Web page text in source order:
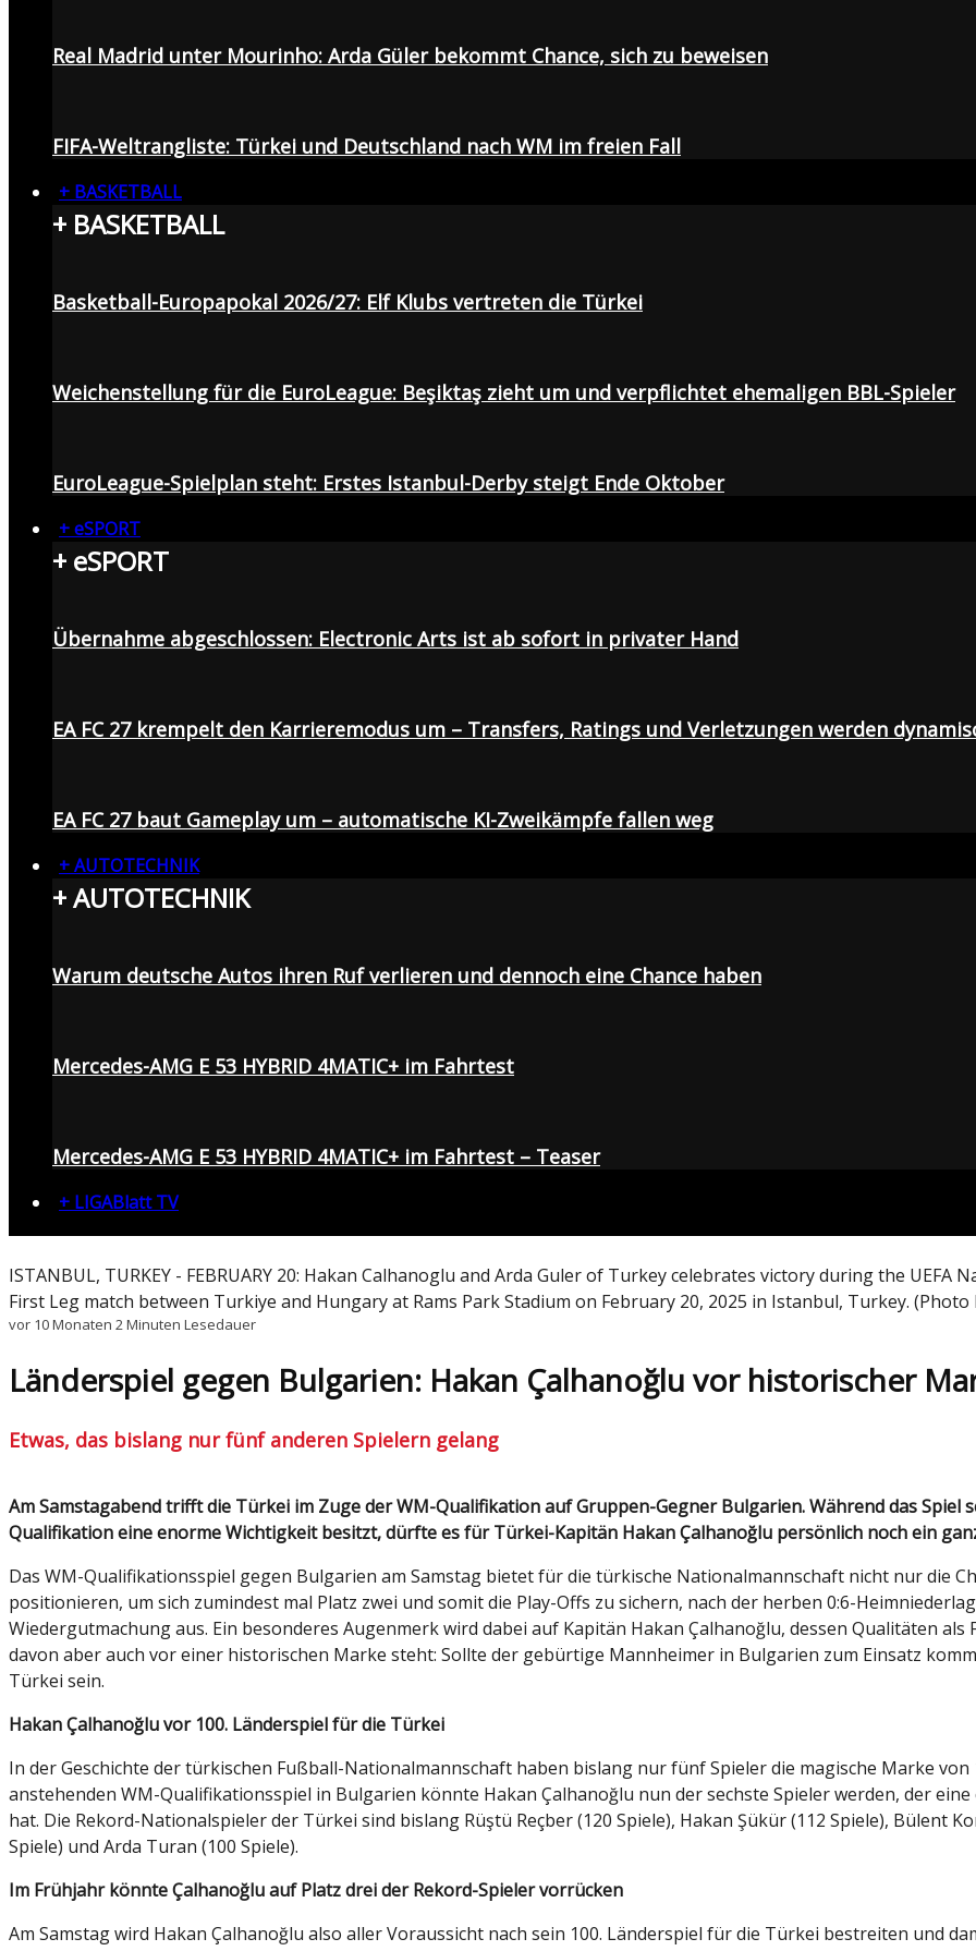
Real Madrid unter Mourinho: Arda Güler bekommt Chance, sich zu beweisen
FIFA-Weltrangliste: Türkei und Deutschland nach WM im freien Fall
+ BASKETBALL
+ BASKETBALL
Basketball-Europapokal 2026/27: Elf Klubs vertreten die Türkei
Weichenstellung für die EuroLeague: Beşiktaş zieht um und verpflichtet ehemaligen BBL-Spieler
EuroLeague-Spielplan steht: Erstes Istanbul-Derby steigt Ende Oktober
+ eSPORT
+ eSPORT
Übernahme abgeschlossen: Electronic Arts ist ab sofort in privater Hand
EA FC 27 krempelt den Karrieremodus um – Transfers, Ratings und Verletzungen werden
EA FC 27 baut Gameplay um – automatische KI-Zweikämpfe fallen weg
+ AUTOTECHNIK
+ AUTOTECHNIK
Warum deutsche Autos ihren Ruf verlieren und dennoch eine Chance haben
Mercedes-AMG E 53 HYBRID 4MATIC+ im Fahrtest
Mercedes-AMG E 53 HYBRID 4MATIC+ im Fahrtest – Teaser
+ LIGABlatt TV
ISTANBUL, TURKEY - FEBRUARY 20: Hakan Calhanoglu and Arda Guler of Turkey celebrates victory during the UEFA
First Leg match between Turkiye and Hungary at Rams Park Stadium on February 20, 2025 in Istanbul, Turkey.
vor 10 Monaten 2 Minuten Lesedauer
Länderspiel gegen Bulgarien: Hakan Çalhanoğlu vor historischer
Etwas, das bislang nur fünf anderen Spielern gelang
Am Samstagabend trifft die Türkei im Zuge der WM-Qualifikation auf Gruppen-Gegner Bulgarien. Während das Spiel schon alleine wegen der Chance auf die WM-
Qualifikation eine enorme Wichtigkeit besitzt, dürfte es für Türkei-Kapitän Hakan Çalhanoğlu persönlich noch ein
Das WM-Qualifikationsspiel gegen Bulgarien am Samstag bietet für die türkische Nationalmannschaft nicht nur die
positionieren, um sich zumindest mal Platz zwei und somit die Play-Offs zu sichern, nach der herben 0:6-
Wiedergutmachung aus. Ein besonderes Augenmerk wird dabei auf Kapitän Hakan Çalhanoğlu, dessen Qualitäten
davon aber auch vor einer historischen Marke steht: Sollte der gebürtige Mannheimer in Bulgarien zum Einsatz
Türkei sein.
Hakan Çalhanoğlu vor 100. Länderspiel für die Türkei
In der Geschichte der türkischen Fußball-Nationalmannschaft haben bislang nur fünf Spieler die magische Marke
anstehenden WM-Qualifikationsspiel in Bulgarien könnte Hakan Çalhanoğlu nun der sechste Spieler werden, der
hat. Die Rekord-Nationalspieler der Türkei sind bislang Rüştü Reçber (120 Spiele), Hakan Şükür (112 Spiele), Bülent
Spiele) und Arda Turan (100 Spiele).
Im Frühjahr könnte Çalhanoğlu auf Platz drei der Rekord-Spieler vorrücken
Am Samstag wird Hakan Çalhanoğlu also aller Voraussicht nach sein 100. Länderspiel für die Türkei bestreiten und